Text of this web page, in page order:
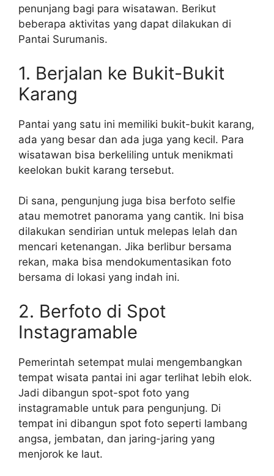
penunjang bagi para wisatawan. Berikut
beberapa aktivitas yang dapat dilakukan di
Pantai Surumanis.
1. Berjalan ke Bukit-Bukit
Karang
Pantai yang satu ini memiliki bukit-bukit karang,
ada yang besar dan ada juga yang kecil. Para
wisatawan bisa berkeliling untuk menikmati
keelokan bukit karang tersebut.
Di sana, pengunjung juga bisa berfoto selfie
atau memotret panorama yang cantik. Ini bisa
dilakukan sendirian untuk melepas lelah dan
mencari ketenangan. Jika berlibur bersama
rekan, maka bisa mendokumentasikan foto
bersama di lokasi yang indah ini.
2. Berfoto di Spot
Instagramable
Pemerintah setempat mulai mengembangkan
tempat wisata pantai ini agar terlihat lebih elok.
Jadi dibangun spot-spot foto yang
instagramable untuk para pengunjung. Di
tempat ini dibangun spot foto seperti lambang
angsa, jembatan, dan jaring-jaring yang
menjorok ke laut.